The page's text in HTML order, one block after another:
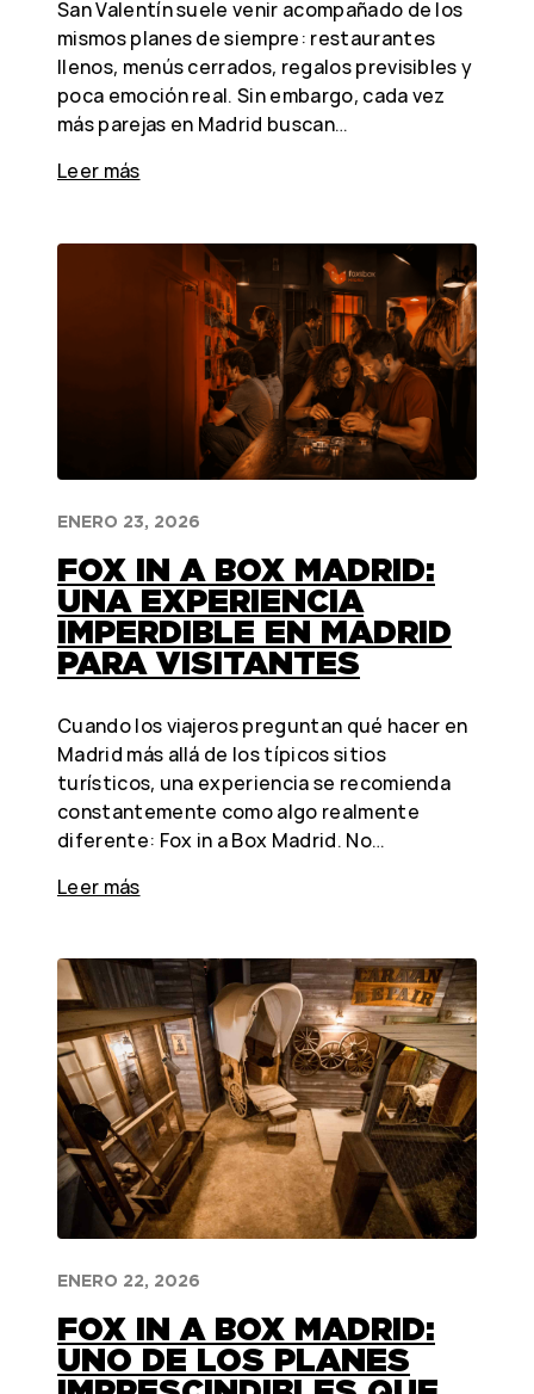
San Valentín suele venir acompañado de los
mismos planes de siempre: restaurantes
llenos, menús cerrados, regalos previsibles y
poca emoción real. Sin embargo, cada vez
más parejas en Madrid buscan…
Leer más
ENERO 23, 2026
FOX IN A BOX MADRID:
UNA EXPERIENCIA
IMPERDIBLE EN MADRID
PARA VISITANTES
Cuando los viajeros preguntan qué hacer en
Madrid más allá de los típicos sitios
turísticos, una experiencia se recomienda
constantemente como algo realmente
diferente: Fox in a Box Madrid. No…
Leer más
ENERO 22, 2026
FOX IN A BOX MADRID:
UNO DE LOS PLANES